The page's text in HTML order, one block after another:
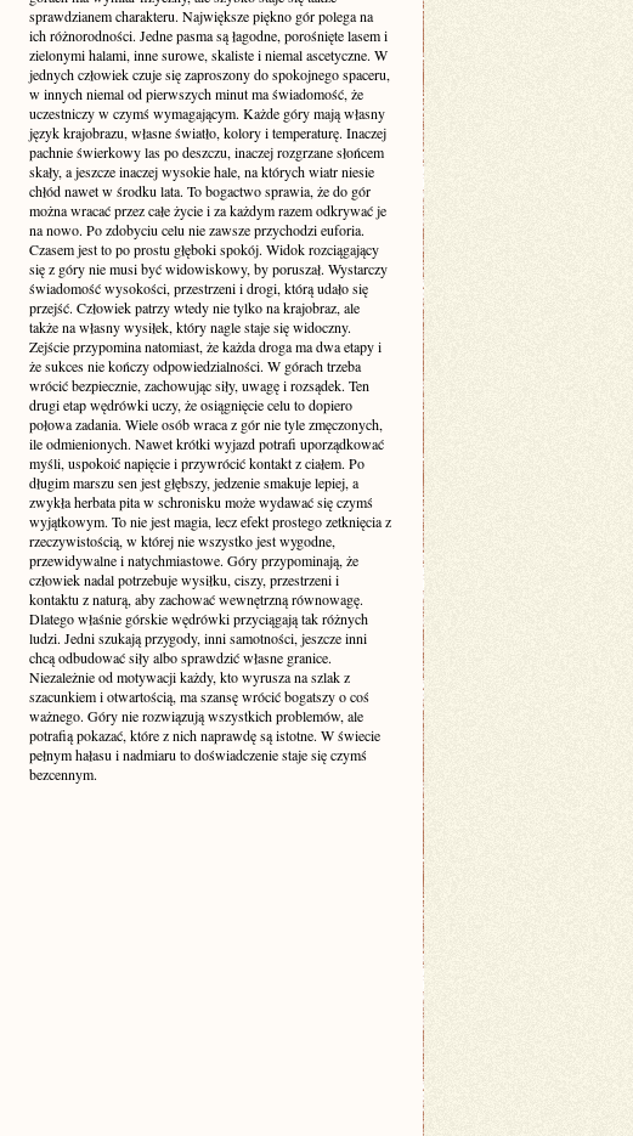
sprawdzianem charakteru. Największe piękno gór polega na
ich różnorodności. Jedne pasma są łagodne, porośnięte lasem i
zielonymi halami, inne surowe, skaliste i niemal ascetyczne. W
jednych człowiek czuje się zaproszony do spokojnego spaceru,
w innych niemal od pierwszych minut ma świadomość, że
uczestniczy w czymś wymagającym. Każde góry mają własny
język krajobrazu, własne światło, kolory i temperaturę. Inaczej
pachnie świerkowy las po deszczu, inaczej rozgrzane słońcem
skały, a jeszcze inaczej wysokie hale, na których wiatr niesie
chłód nawet w środku lata. To bogactwo sprawia, że do gór
można wracać przez całe życie i za każdym razem odkrywać je
na nowo. Po zdobyciu celu nie zawsze przychodzi euforia.
Czasem jest to po prostu głęboki spokój. Widok rozciągający
się z góry nie musi być widowiskowy, by poruszał. Wystarczy
świadomość wysokości, przestrzeni i drogi, którą udało się
przejść. Człowiek patrzy wtedy nie tylko na krajobraz, ale
także na własny wysiłek, który nagle staje się widoczny.
Zejście przypomina natomiast, że każda droga ma dwa etapy i
że sukces nie kończy odpowiedzialności. W górach trzeba
wrócić bezpiecznie, zachowując siły, uwagę i rozsądek. Ten
drugi etap wędrówki uczy, że osiągnięcie celu to dopiero
połowa zadania. Wiele osób wraca z gór nie tyle zmęczonych,
ile odmienionych. Nawet krótki wyjazd potrafi uporządkować
myśli, uspokoić napięcie i przywrócić kontakt z ciałem. Po
długim marszu sen jest głębszy, jedzenie smakuje lepiej, a
zwykła herbata pita w schronisku może wydawać się czymś
wyjątkowym. To nie jest magia, lecz efekt prostego zetknięcia z
rzeczywistością, w której nie wszystko jest wygodne,
przewidywalne i natychmiastowe. Góry przypominają, że
człowiek nadal potrzebuje wysiłku, ciszy, przestrzeni i
kontaktu z naturą, aby zachować wewnętrzną równowagę.
Dlatego właśnie górskie wędrówki przyciągają tak różnych
ludzi. Jedni szukają przygody, inni samotności, jeszcze inni
chcą odbudować siły albo sprawdzić własne granice.
Niezależnie od motywacji każdy, kto wyrusza na szlak z
szacunkiem i otwartością, ma szansę wrócić bogatszy o coś
ważnego. Góry nie rozwiązują wszystkich problemów, ale
potrafią pokazać, które z nich naprawdę są istotne. W świecie
pełnym hałasu i nadmiaru to doświadczenie staje się czymś
bezcennym.